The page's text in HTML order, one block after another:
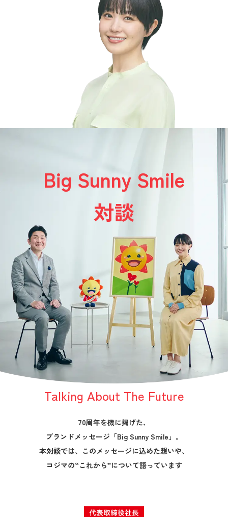
Big Sunny Smile
対談
Talking About The Future
70周年を機に掲げた、
ブランドメッセージ「Big Sunny Smile」。
本対談では、このメッセージに込めた想いや、
コジマの“これから”について語っています
代表取締役社長